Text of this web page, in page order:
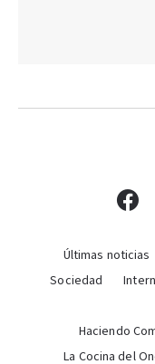
Últimas noticias
Sociedad
Haciendo
La Cocina del